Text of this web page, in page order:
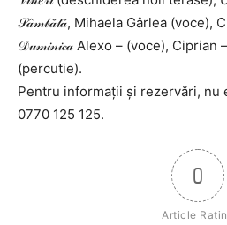
𝒮𝒶̂𝓂𝒷𝒶̆𝓉𝒶̆, Mihaela Gârlea (voce),
𝒟𝓊𝓂𝒾𝓃𝒾𝒸𝒶 Alexo – (voce), Ciprian
(percutie).
Pentru informații și rezervări, nu
0770 125 125.
0
Article